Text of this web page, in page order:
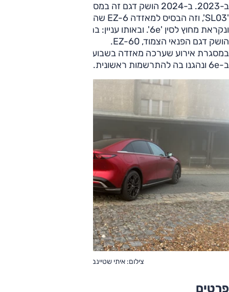
ב-2023. ב-2024 הושק דגם זה במסגרת מותג דיפאל בשם
'SL03', וזה הבסיס למאזדה EZ-6 שהוצגה אף היא באותה שנה
הושק דגם הפנאי הצמוד, EZ-60.
במסגרת אירוע שערכה מאזדה בשבוע השני של דצמבר, פגשנו
ב-6e ונהגנו בה להתרשמות ראשונית.
צילום: איתי שטיינברג
פרטים